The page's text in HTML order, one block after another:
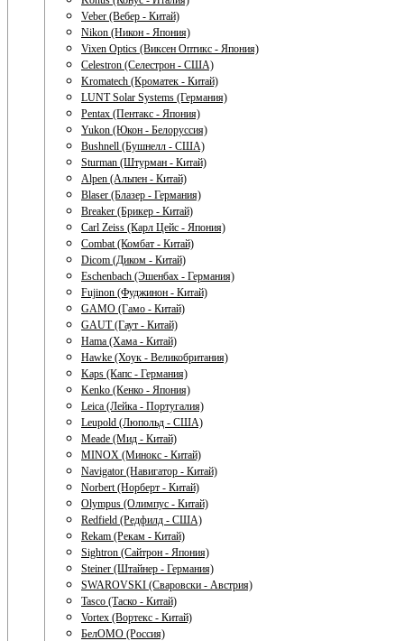
Veber (Вебер - Китай)
Nikon (Никон - Япония)
Vixen Optics (Виксен Оптикс - Япония)
Celestron (Селестрон - США)
Kromatech (Кроматек - Китай)
LUNT Solar Systems (Германия)
Pentax (Пентакс - Япония)
Yukon (Юкон - Белоруссия)
Bushnell (Бушнелл - США)
Sturman (Штурман - Китай)
Alpen (Альпен - Китай)
Blaser (Блазер - Германия)
Breaker (Брикер - Китай)
Carl Zeiss (Карл Цейс - Япония)
Combat (Комбат - Китай)
Dicom (Диком - Китай)
Eschenbach (Эшенбах - Германия)
Fujinon (Фуджинон - Китай)
GAMO (Гамо - Китай)
GAUT (Гаут - Китай)
Hama (Хама - Китай)
Hawke (Хоук - Великобритания)
Kaps (Капс - Германия)
Kenko (Кенко - Япония)
Leica (Лейка - Португалия)
Leupold (Люпольд - США)
Meade (Мид - Китай)
MINOX (Минокс - Китай)
Navigator (Навигатор - Китай)
Norbert (Норберт - Китай)
Olympus (Олимпус - Китай)
Redfield (Редфилд - США)
Rekam (Рекам - Китай)
Sightron (Сайтрон - Япония)
Steiner (Штайнер - Германия)
SWAROVSKI (Сваровски - Австрия)
Tasco (Таско - Китай)
Vortex (Вортекс - Китай)
БелОМО (Россия)